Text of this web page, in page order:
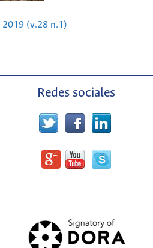
2019 (v.28 n.1)
Redes sociales